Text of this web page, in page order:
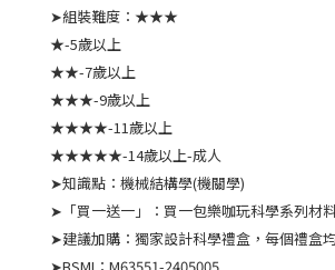
➤組裝難度：★★★
★-5歲以上
★★-7歲以上
★★★-9歲以上
★★★★-11歲以上
★★★★★-14歲以上-成人
➤知識點：機械結構學(機關學)
➤「買一送一」：買一包樂咖玩科學系列材
➤建議加購：獨家設計科學禮盒，每個禮盒